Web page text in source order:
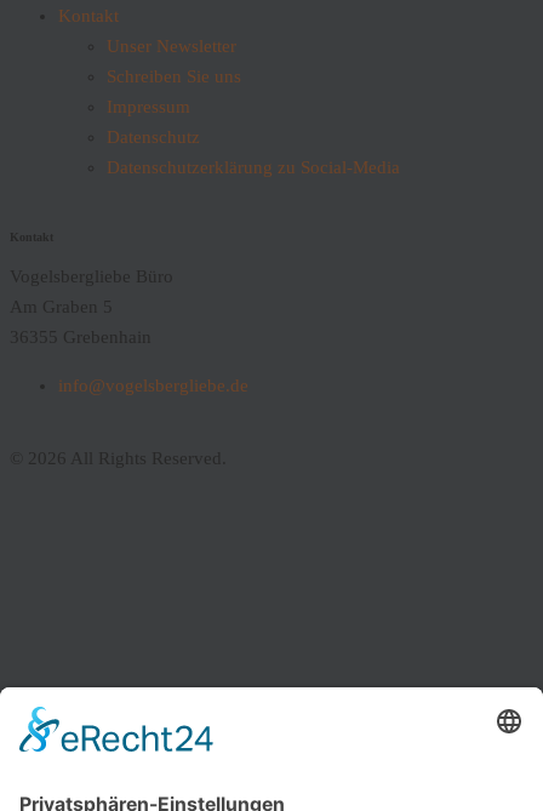
Kontakt
Unser Newsletter
Schreiben Sie uns
Impressum
Datenschutz
Datenschutzerklärung zu Social-Media
Kontakt
Vogelsbergliebe Büro
Am Graben 5
36355 Grebenhain
info@vogelsbergliebe.de
© 2026 All Rights Reserved.